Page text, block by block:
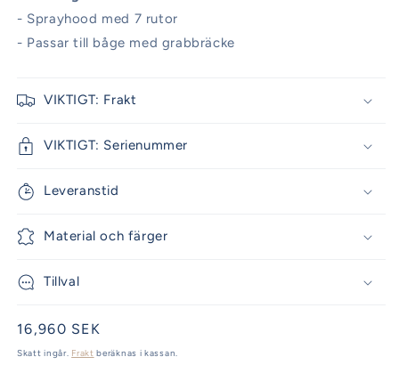
- Sprayhood med 7 rutor
- Passar till båge med grabbräcke
VIKTIGT: Frakt
VIKTIGT: Serienummer
Leveranstid
Material och färger
Tillval
Ordinarie
pris
16,960 SEK
Skatt ingår. Frakt beräknas i kassan.